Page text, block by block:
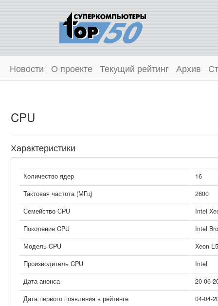
Новости О проекте Текущий рейтинг Архив
CPU
Характеристики
Количество ядер
16
Тактовая частота (МГц)
2600
Семейство CPU
Intel
Поколение CPU
Intel
Модель CPU
Xeon
Производитель CPU
Intel
Дата анонса
20-06-
Дата первого появления в рейтинге
04-04-